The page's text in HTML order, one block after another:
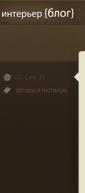
10 Сен, 11
Шторы в гостиную